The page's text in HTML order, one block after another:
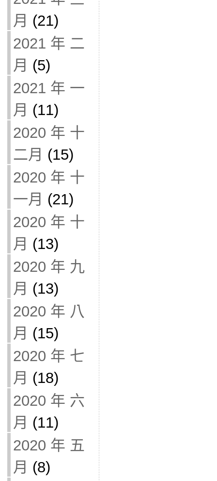
月 (21)
2021 年 二
月 (5)
2021 年 一
月 (11)
2020 年 十
二月 (15)
2020 年 十
一月 (21)
2020 年 十
月 (13)
2020 年 九
月 (13)
2020 年 八
月 (15)
2020 年 七
月 (18)
2020 年 六
月 (11)
2020 年 五
月 (8)